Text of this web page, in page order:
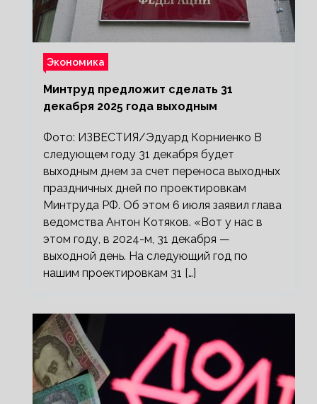
Экономика
Минтруд предложит сделать 31
декабря 2025 года выходным
Фото: ИЗВЕСТИЯ/Эдуард Корниенко В
следующем году 31 декабря будет
выходным днем за счет переноса выходных
праздничных дней по проектировкам
Минтруда РФ. Об этом 6 июля заявил глава
ведомства Антон Котяков. «Вот у нас в
этом году, в 2024-м, 31 декабря —
выходной день. На следующий год по
нашим проектировкам 31 […]